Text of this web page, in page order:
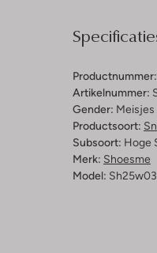
Productnummer:
Artikelnummer:
Gender: Meisjes
Productsoort:
Subsoort: Hoge
Merk: Shoesme
Model: